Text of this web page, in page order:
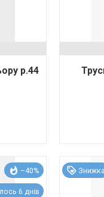
р.44
–40%
6 днів
Знижка